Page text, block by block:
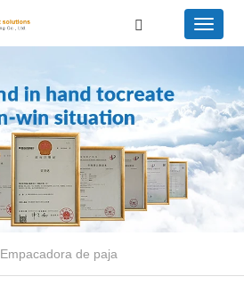
Empacadora de paja